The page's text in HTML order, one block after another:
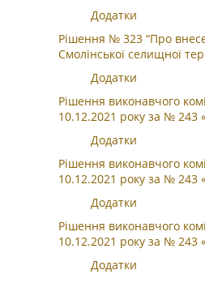
Додатки
Рішення № 323 “Про
Смолінської селищної
Додатки
Рішення виконавчого
10.12.2021 року за № 243
Додатки
Рішення виконавчого
10.12.2021 року за № 243
Додатки
Рішення виконавчого
10.12.2021 року за № 243
Додатки